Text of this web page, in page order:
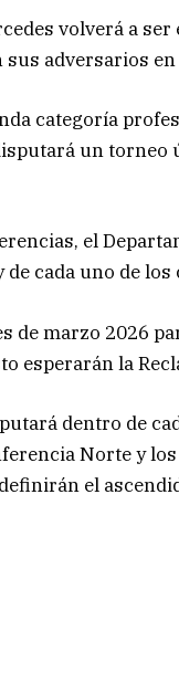
volverá a
sus adversarios
categoría
un
el
cada uno de
de marzo 2026
esperarán la
dentro de
Norte y
el